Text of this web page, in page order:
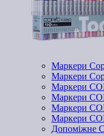
Маркери
Маркери
Маркери
Маркери
Маркери
Маркери
Допоміжне